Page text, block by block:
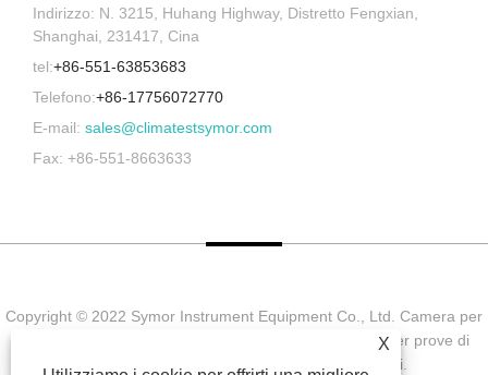
Indirizzo: N. 3215, Huhang Highway, Distretto Fengxian,
Shanghai, 231417, Cina
tel:+86-551-63853683
Telefono:+86-17756072770
E-mail: sales@climatestsymor.com
Fax: +86-551-8663633
Copyright © 2022 Symor Instrument Equipment Co., Ltd. Camera per
prove ambientali, cabina elettronica a secco, camera per prove di
invecchiamento accelerato Tutti i diritti riservati.
X